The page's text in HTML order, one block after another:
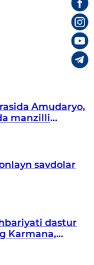
Amudaryo,
manzilli
savdolar
dastur
Karmana,